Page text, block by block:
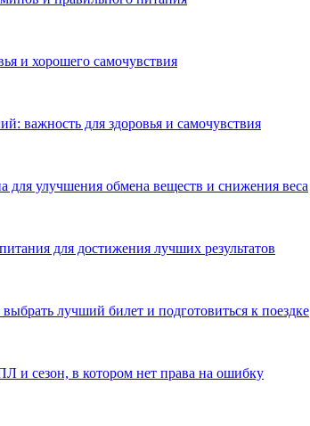
и хорошего самочувствия
важность для здоровья и самочувствия
для улучшения обмена веществ и снижения веса
для достижения лучших результатов
лучший билет и подготовиться к поездке
и сезон, в котором нет права на ошибку